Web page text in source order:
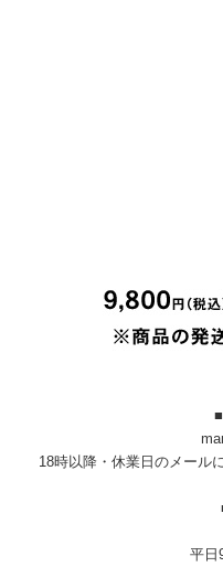
18時以降・休業日のメール
平日